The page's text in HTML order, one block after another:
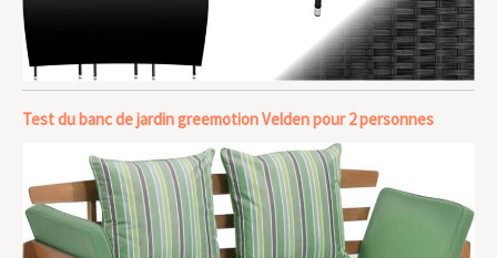
Test du banc de jardin greemotion Velden pour 2 personnes